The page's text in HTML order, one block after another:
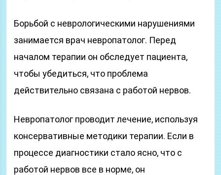
Борьбой с неврологическими нарушениями
занимается врач невропатолог. Перед
началом терапии он обследует пациента,
чтобы убедиться, что проблема
действительно связана с работой нервов.
Невропатолог проводит лечение, используя
консервативные методики терапии. Если в
процессе диагностики стало ясно, что с
работой нервов все в норме, он